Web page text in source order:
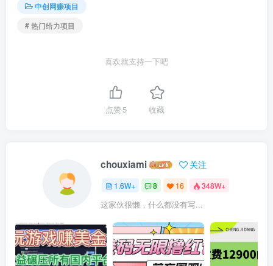
中创网赚项目
# 热门给力项目
喜欢就支持一下吧
点赞5 收藏
chouxiami 关注
1.6W+ 8 16 348W+
这家伙很懒，什么都没有写...